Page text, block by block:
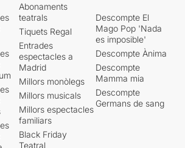
Abonaments
teatrals
Tiquets Regal
Entrades
espectacles a
Madrid
Millors monòlegs
Millors musicals
Millors espectacles
familiars
Black Friday
Teatral
Descompte El
Mago Pop 'Nada
es imposible'
Descompte Ànima
Descompte
Mamma mia
Descompte
Germans de sang